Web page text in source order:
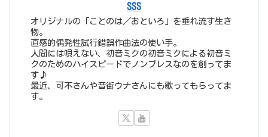
SSS
オリジナルの「ことのは／おといろ」を垂れ流す生き
物。
直感的偶発性試行錯誤作曲法の使い手。
人間には唄えない、初音ミクの初音ミクによる初音ミ
クのためのハイスピードでノンブレスなのを創ってま
す♪
最近、可不さんや音街ウナさんにも歌ってもらってま
す。